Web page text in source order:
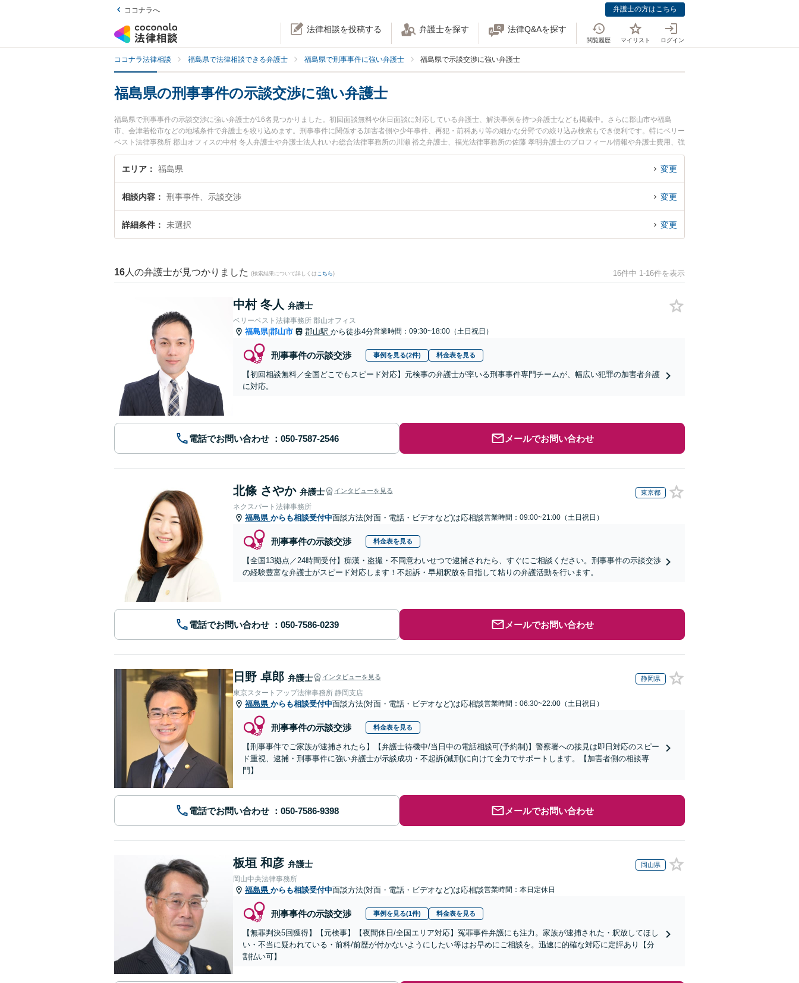
ココナラへ 弁護士の方はこちら
法律相談を投稿する 弁護士を探す 法律Q&Aを探す
閲覧履歴 マイリスト ログイン
ココナラ法律相談 福島県で法律相談できる弁護士 福島県で刑事事件に強い弁護士 福島県で示談交渉に強い弁護士
福島県の刑事事件の示談交渉に強い弁護士
福島県で刑事事件の示談交渉に強い弁護士が16名見つかりました。初回面談無料や休日面談に対応している弁護士、解決事例を持つ弁護士なども掲載中。さらに郡山市や福島
市、会津若松市などの地域条件で弁護士を絞り込めます。刑事事件に関係する加害者側や少年事件、再犯・前科あり等の細かな分野での絞り込み検索もでき便利です。特にベリー
ベスト法律事務所 郡山オフィスの中村 冬人弁護士や弁護士法人れいわ総合法律事務所の川瀬 裕之弁護士、福光法律事務所の佐藤 孝明弁護士のプロフィール情報や弁護士費用、強
みなどが注目されています。『福島県で土日や夜間に発生した刑事事件の示談交渉のトラブルを今すぐに弁護士に相談したい』『刑事事件の示談交渉のトラブル解決の実績豊富な
近くの弁護士を検索したい』『初回相談無料で刑事事件の示談交渉を法律相談できる福島県内の弁護士に相談予約したい』などでお困りの相談者さんにおすすめです。
エリア 福島県 変更
相談内容 刑事事件、示談交渉 変更
詳細条件 未選択 変更
16 人の弁護士が見つかりました (検索結果について詳しくは こちら) 16件中 1-16件を表示
中村 冬人 弁護士
ベリーベスト法律事務所 郡山オフィス
福島県|郡山市 郡山駅 から徒歩4分営業時間：09:30~18:00（土日祝日）
刑事事件の示談交渉 事例を見る(2件) 料金表を見る
【初回相談無料／全国どこでもスピード対応】元検事の弁護士が率いる刑事事件専門チームが、幅広い犯罪の加害者弁護
に対応。
電話でお問い合わせ メールでお問い合わせ
北條 さやか 弁護士 インタビューを見る 東京都
ネクスパート法律事務所
福島県 からも相談受付中面談方法(対面・電話・ビデオなど)は応相談営業時間：09:00~21:00（土日祝日）
刑事事件の示談交渉 料金表を見る
【全国13拠点／24時間受付】痴漢・盗撮・不同意わいせつで逮捕されたら、すぐにご相談ください。刑事事件の示談交渉
の経験豊富な弁護士がスピード対応します！不起訴・早期釈放を目指して粘りの弁護活動を行います。
電話でお問い合わせ メールでお問い合わせ
日野 卓郎 弁護士 インタビューを見る 静岡県
東京スタートアップ法律事務所 静岡支店
福島県 からも相談受付中面談方法(対面・電話・ビデオなど)は応相談営業時間：06:30~22:00（土日祝日）
刑事事件の示談交渉 料金表を見る
【刑事事件でご家族が逮捕されたら】【弁護士待機中/当日中の電話相談可(予約制)】警察署への接見は即日対応のスピー
ド重視、逮捕・刑事事件に強い弁護士が示談成功・不起訴(減刑)に向けて全力でサポートします。【加害者側の相談専
門】
電話でお問い合わせ メールでお問い合わせ
板垣 和彦 弁護士 岡山県
岡山中央法律事務所
福島県 からも相談受付中面談方法(対面・電話・ビデオなど)は応相談営業時間：本日定休日
刑事事件の示談交渉 事例を見る(1件) 料金表を見る
【無罪判決5回獲得】【元検事】【夜間休日/全国エリア対応】冤罪事件弁護にも注力。家族が逮捕された・釈放してほし
い・不当に疑われている・前科/前歴が付かないようにしたい等はお早めにご相談を。迅速に的確な対応に定評あり【分
割払い可】